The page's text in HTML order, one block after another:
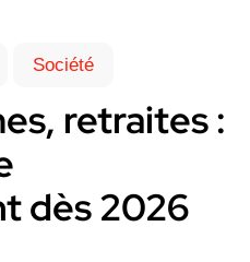
Société
retraites :
dès 2026